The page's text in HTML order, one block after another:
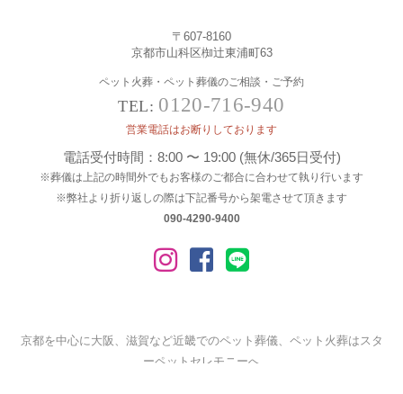
〒607-8160
京都市山科区椥辻東浦町63
ペット火葬・ペット葬儀のご相談・ご予約
TEL: 0120-716-940
営業電話はお断りしております
電話受付時間：8:00 〜 19:00 (無休/365日受付)
※葬儀は上記の時間外でもお客様のご都合に合わせて執り行います
※弊社より折り返しの際は下記番号から架電させて頂きます
090-4290-9400
京都を中心に大阪、滋賀など近畿でのペット葬儀、ペット火葬はスタ
ーペットセレモニーへ